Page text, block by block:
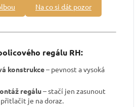
Na co si dát pozor
regálu RH:
konstrukce– pevnost a vysoká
regálu– stačí jen zasunout
je na doraz.